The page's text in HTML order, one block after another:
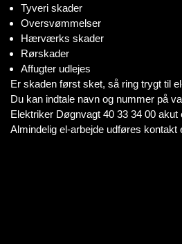
Tyveri skader
Oversvømmelser
Hærværks skader
Rørskader
Affugter udlejes
Er skaden først sket, så ring trygt til
Du kan indtale navn og nummer på
Elektriker Døgnvagt 40 33 34 00 akut
Almindelig el-arbejde udføres